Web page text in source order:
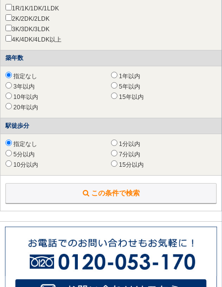
1R/1K/1DK/1LDK
2K/2DK/2LDK
3K/3DK/3LDK
4K/4DK/4LDK以上
築年数
指定なし
1年以内
3年以内
5年以内
10年以内
15年以内
20年以内
駅徒歩分
指定なし
1分以内
5分以内
7分以内
10分以内
15分以内
この条件で検索